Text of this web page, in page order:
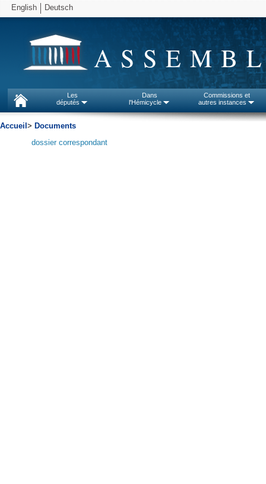
English Deutsch
Les
députés
Dans
l'Hémicycle
Commissions et
autres instances
Accueil > Documents
dossier correspondant